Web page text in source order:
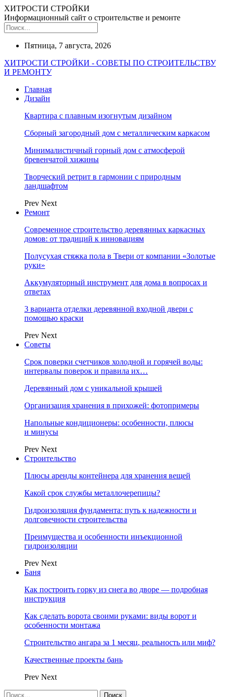
ХИТРОСТИ СТРОЙКИ
Информационный сайт о строительстве и ремонте
Пятница, 7 августа, 2026
ХИТРОСТИ СТРОЙКИ - СОВЕТЫ ПО СТРОИТЕЛЬСТВУ
И РЕМОНТУ
Главная
Дизайн
Квартира с плавным изогнутым дизайном
Сборный загородный дом с металлическим каркасом
Минималистичный горный дом с атмосферой
бревенчатой хижины
Творческий ретрит в гармонии с природным
ландшафтом
Prev Next
Ремонт
Современное строительство деревянных каркасных
домов: от традиций к инновациям
Полусухая стяжка пола в Твери от компании «Золотые
руки»
Аккумуляторный инструмент для дома в вопросах и
ответах
3 варианта отделки деревянной входной двери с
помощью краски
Prev Next
Советы
Срок поверки счетчиков холодной и горячей воды:
интервалы поверок и правила их…
Деревянный дом с уникальной крышей
Организация хранения в прихожей: фотопримеры
Напольные кондиционеры: особенности, плюсы
и минусы
Prev Next
Строительство
Плюсы аренды контейнера для хранения вещей
Какой срок службы металлочерепицы?
Гидроизоляция фундамента: путь к надежности и
долговечности строительства
Преимущества и особенности инъекционной
гидроизоляции
Prev Next
Баня
Как построить горку из снега во дворе — подробная
инструкция
Как сделать ворота своими руками: виды ворот и
особенности монтажа
Строительство ангара за 1 месяц, реальность или миф?
Качественные проекты бань
Prev Next